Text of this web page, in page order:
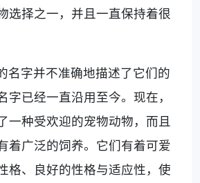
选择之一，并且一直保持着很
名字并不准确地描述了它们的
字已经一直沿用至今。现在，
一种受欢迎的宠物动物，而且
着广泛的饲养。它们有着可爱
格、良好的性格与适应性，使